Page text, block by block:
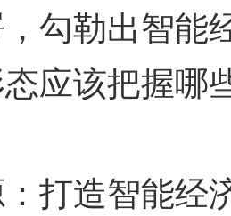
勾勒出智能
应该把握哪
造智能经